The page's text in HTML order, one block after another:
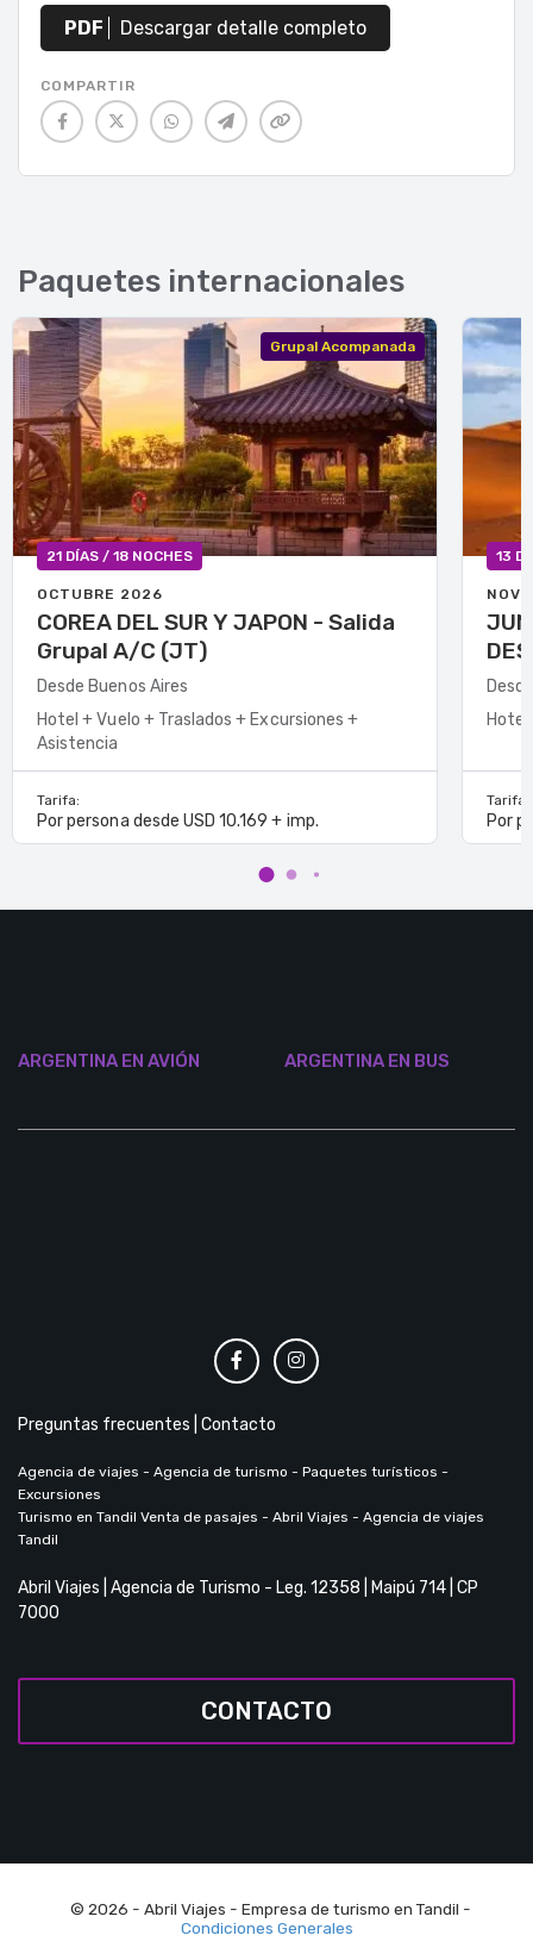
PDF Descargar detalle completo
COMPARTIR
Paquetes internacionales
Grupal Acompanada
21 DÍAS / 18 NOCHES
OCTUBRE 2026
COREA DEL SUR Y JAPON - Salida
Grupal A/C (JT)
Desde Buenos Aires
Hotel + Vuelo + Traslados + Excursiones +
Asistencia
Tarifa:
Por persona desde USD 10.169 + imp.
13
Hotel
Tarifa:
Por
ARGENTINA EN AVIÓN ARGENTINA EN BUS
Preguntas frecuentes Contacto
Agencia de viajes - Agencia de turismo - Paquetes turísticos -
Excursiones
Turismo en Tandil Venta de pasajes - Abril Viajes - Agencia de viajes
Tandil
Abril Viajes | Agencia de Turismo - Leg. 12358 | Maipú 714 | CP
7000
CONTACTO
© 2026 - Abril Viajes - Empresa de turismo en Tandil -
Condiciones Generales